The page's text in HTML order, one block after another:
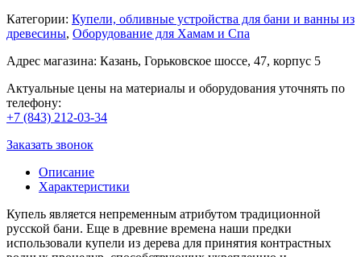
Категории: Купели, обливные устройства для бани и ванны из
древесины, Оборудование для Хамам и Спа
Адрес магазина: Казань, Горьковское шоссе, 47, корпус 5
Актуальные цены на материалы и оборудования уточнять по
телефону:
+7 (843) 212-03-34
Заказать звонок
Описание
Характеристики
Купель является непременным атрибутом традиционной
русской бани. Еще в древние времена наши предки
использовали купели из дерева для принятия контрастных